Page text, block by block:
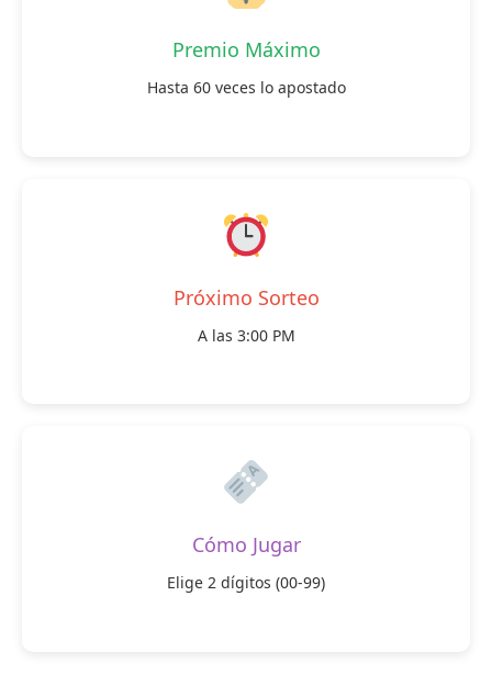
Premio Máximo
Hasta 60 veces lo apostado
Próximo Sorteo
A las 3:00 PM
Cómo Jugar
Elige 2 dígitos (00-99)